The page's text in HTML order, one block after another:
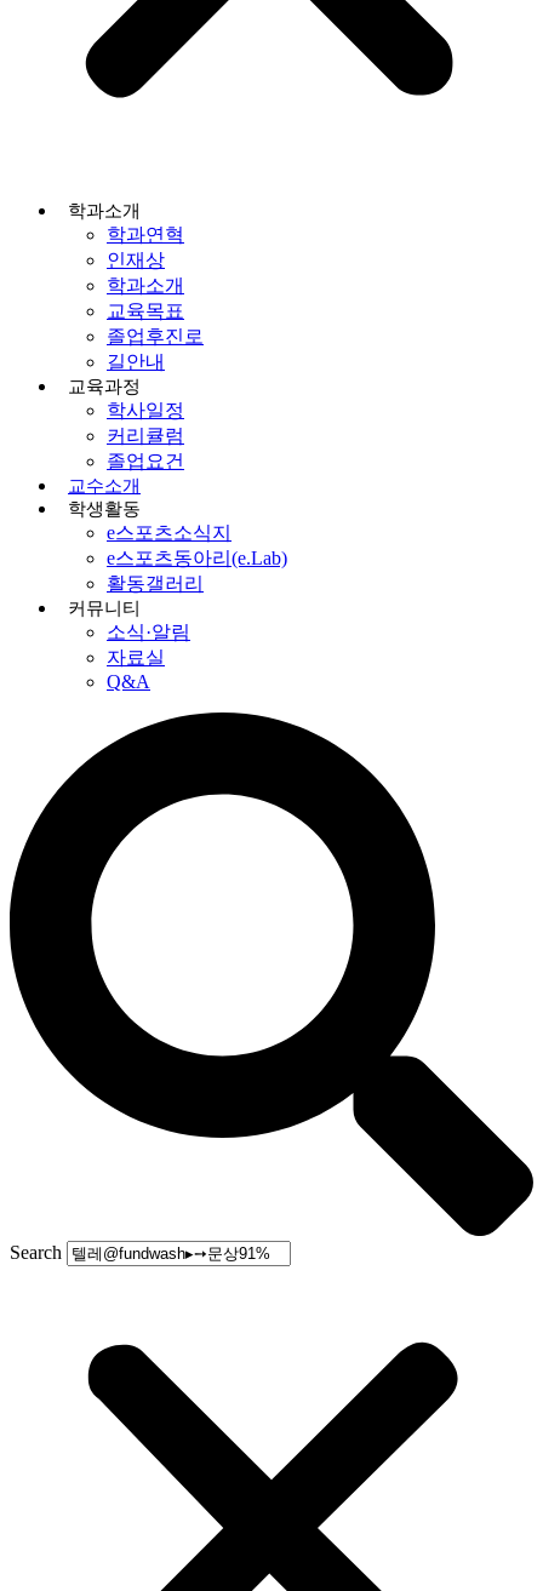
학과소개
학과연혁
인재상
학과소개
교육목표
졸업후진로
길안내
교육과정
학사일정
커리큘럼
졸업요건
교수소개
학생활동
e스포츠소식지
e스포츠동아리(e.Lab)
활동갤러리
커뮤니티
소식·알림
자료실
Q&A
Search